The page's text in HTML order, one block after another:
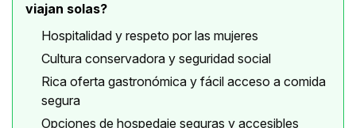
viajan solas?
Hospitalidad y respeto por las mujeres
Cultura conservadora y seguridad social
Rica oferta gastronómica y fácil acceso a comida
segura
Opciones de hospedaje seguras y accesibles